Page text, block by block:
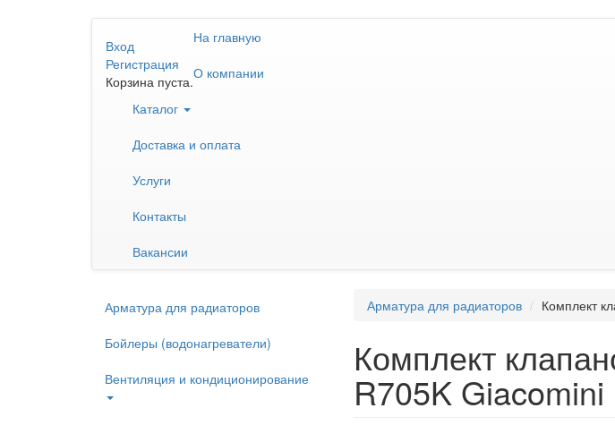
Вход
Регистрация
Корзина пуста.
На главную
О компании
Каталог
Доставка и оплата
Услуги
Контакты
Вакансии
Арматура для радиаторов
Бойлеры (водонагреватели)
Вентиляция и кондиционирование
Арматура для радиаторов Комплект
Комплект
R705K Giacomini